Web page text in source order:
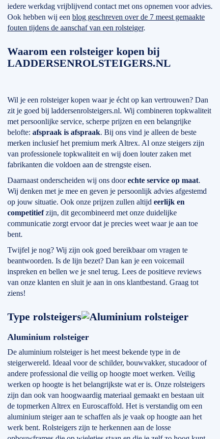
iedere werkdag vrijblijvend contact met ons opnemen voor advies.
Ook hebben wij een blog geschreven over de 7 meest gemaakte
fouten tijdens de aanschaf van een rolsteiger.
Waarom een rolsteiger kopen bij
LADDERSENROLSTEIGERS.NL
Wil je een rolsteiger kopen waar je écht op kan vertrouwen? Dan
zit je goed bij laddersenrolsteigers.nl. Wij combineren topkwaliteit
met persoonlijke service, scherpe prijzen en een belangrijke
belofte: afspraak is afspraak. Bij ons vind je alleen de beste
merken inclusief het premium merk Altrex. Al onze steigers zijn
van professionele topkwaliteit en wij doen louter zaken met
fabrikanten die voldoen aan de strengste eisen.
Daarnaast onderscheiden wij ons doorechte service op maat.
Wij denken met je mee en geven je persoonlijk advies afgestemd
op jouw situatie. Ook onze prijzen zullen altijd eerlijk en
competitiefzijn, dit gecombineerd met onze duidelijke
communicatie zorgt ervoor dat je precies weet waar je aan toe
bent.
Twijfel je nog? Wij zijn ook goed bereikbaar om vragen te
beantwoorden. Is de lijn bezet? Dan kan je een voicemail
inspreken en bellen we je snel terug. Lees de positieve reviews
van onze klanten en sluit je aan in ons klantbestand. Graag tot
ziens!
Type rolsteigers
Aluminium rolsteiger
De aluminium rolsteiger is het meest bekende type in de
steigerwereld. Ideaal voor de schilder, bouwvakker, stucadoor of
andere professional die veilig op hoogte moet werken. Veilig
werken op hoogte is het belangrijkste wat er is. Onze rolsteigers
zijn dan ook van hoogwaardig materiaal gemaakt en bestaan uit
de topmerken Altrex en Euroscaffold. Het is verstandig om een
aluminium steiger aan te schaffen als je vaak op hoogte aan het
werk bent. Rolsteigers zijn te herkennen aan de losse